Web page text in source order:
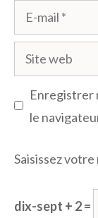
mail
Site
web
Enregistrer
le
Saisissez
dix-sept + 2 =